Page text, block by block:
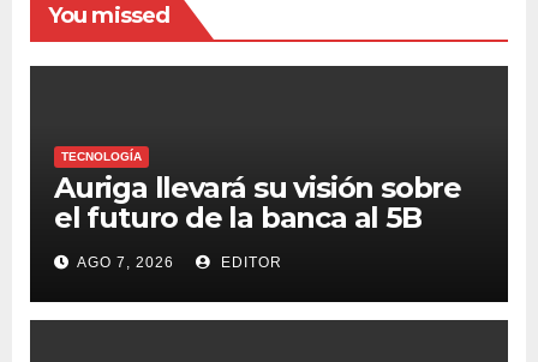
You missed
TECNOLOGÍA
Auriga llevará su visión sobre
el futuro de la banca al 5B
Digital Summit 2026
AGO 7, 2026 EDITOR